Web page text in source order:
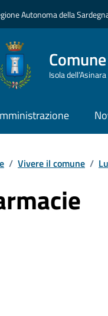
Autonoma della
Isola dell’Asinara
/ Vivere il comune /